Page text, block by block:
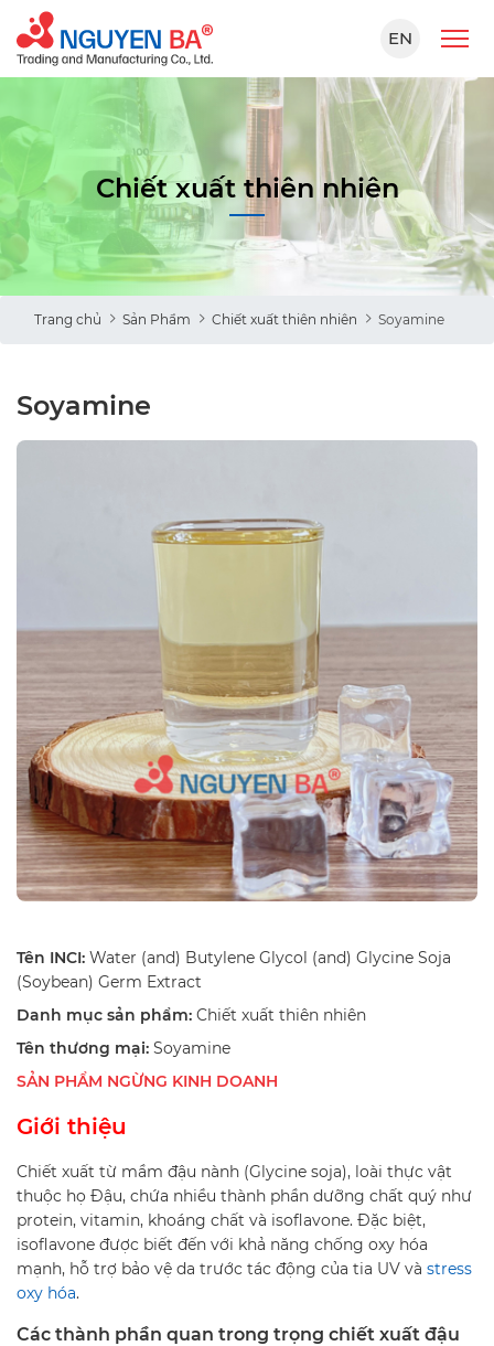
EN
Chiết xuất thiên nhiên
Trang chủ Sản Phẩm Chiết xuất thiên nhiên Soyamine
Soyamine
Tên INCI: Water (and) Butylene Glycol (and) Glycine Soja
(Soybean) Germ Extract
Danh mục sản phẩm: Chiết xuất thiên nhiên
Tên thương mại: Soyamine
SẢN PHẨM NGỪNG KINH DOANH
Giới thiệu
Chiết xuất từ mầm đậu nành (Glycine soja), loài thực vật
thuộc họ Đậu, chứa nhiều thành phần dưỡng chất quý như
protein, vitamin, khoáng chất và isoflavone. Đặc biệt,
isoflavone được biết đến với khả năng chống oxy hóa
mạnh, hỗ trợ bảo vệ da trước tác động của tia UV và stress
oxy hóa.
Các thành phần quan trong trọng chiết xuất đậu